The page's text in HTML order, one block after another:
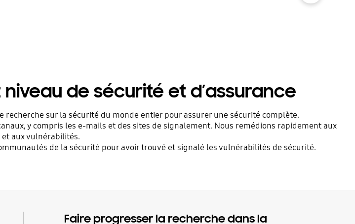
de sécurité et d’assurance
sur la sécurité du monde entier pour assurer une sécurité complète.
y compris les e-mails et des sites de signalement. Nous remédions rapidement aux
et aux vulnérabilités.
de la sécurité pour avoir trouvé et signalé les vulnérabilités de sécurité.
Faire progresser la recherche dans la